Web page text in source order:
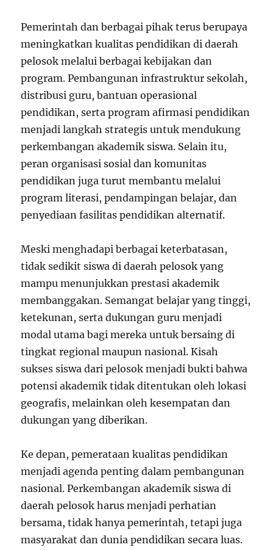
Pemerintah dan berbagai pihak terus berupaya
meningkatkan kualitas pendidikan di daerah
pelosok melalui berbagai kebijakan dan
program. Pembangunan infrastruktur sekolah,
distribusi guru, bantuan operasional
pendidikan, serta program afirmasi pendidikan
menjadi langkah strategis untuk mendukung
perkembangan akademik siswa. Selain itu,
peran organisasi sosial dan komunitas
pendidikan juga turut membantu melalui
program literasi, pendampingan belajar, dan
penyediaan fasilitas pendidikan alternatif.
Meski menghadapi berbagai keterbatasan,
tidak sedikit siswa di daerah pelosok yang
mampu menunjukkan prestasi akademik
membanggakan. Semangat belajar yang tinggi,
ketekunan, serta dukungan guru menjadi
modal utama bagi mereka untuk bersaing di
tingkat regional maupun nasional. Kisah
sukses siswa dari pelosok menjadi bukti bahwa
potensi akademik tidak ditentukan oleh lokasi
geografis, melainkan oleh kesempatan dan
dukungan yang diberikan.
Ke depan, pemerataan kualitas pendidikan
menjadi agenda penting dalam pembangunan
nasional. Perkembangan akademik siswa di
daerah pelosok harus menjadi perhatian
bersama, tidak hanya pemerintah, tetapi juga
masyarakat dan dunia pendidikan secara luas.